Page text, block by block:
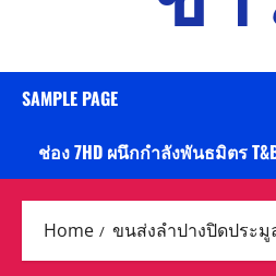
SAMPLE PAGE
ช่อง 7HD ผนึกกำลังพันธมิตร
Home ขนส่งลำปางปิดประมู